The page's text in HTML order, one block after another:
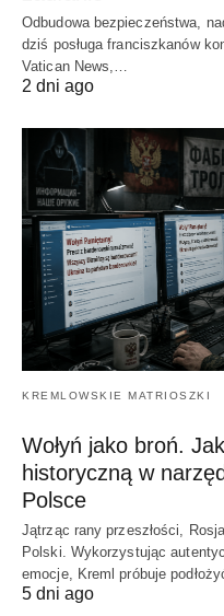
Odbudowa bezpieczeństwa,
dziś posługa franciszkanów
Vatican News,…
2 dni ago
KREMLOWSKIE MATRIOSZKI
Wołyń jako broń.
historyczną w
Polsce
Jątrząc rany przeszłości,
Polski. Wykorzystując
emocje, Kreml próbuje
5 dni ago